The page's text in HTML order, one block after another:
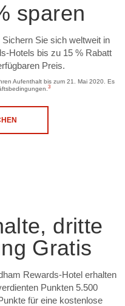
sparen
Sie sich weltweit in
Hotels bis zu 15 % Rabatt
Preis.
Aufenthalt bis zum 21. Mai 2020. Es
3
dritte
Gratis
Rewards-Hotel erhalten
Punkten 5.500
für eine kostenlose